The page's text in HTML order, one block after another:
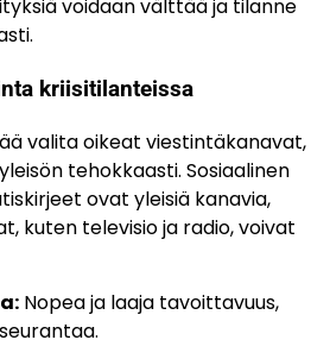
voidaan välttää ja tilanne
kriisitilanteissa
valita oikeat viestintäkanavat,
tehokkaasti. Sosiaalinen
ovat yleisiä kanavia,
kuten televisio ja radio, voivat
Nopea ja laaja tavoittavuus,